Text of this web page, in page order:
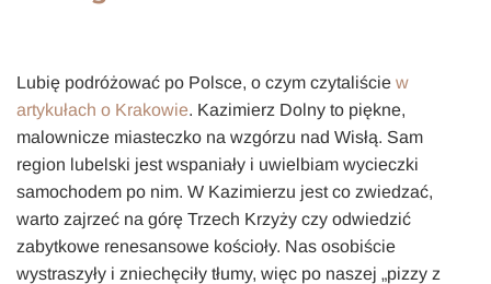
Lubię podróżować po Polsce, o czym czytaliście w
artykułach o Krakowie. Kazimierz Dolny to piękne,
malownicze miasteczko na wzgórzu nad Wisłą. Sam
region lubelski jest wspaniały i uwielbiam wycieczki
samochodem po nim. W Kazimierzu jest co zwiedzać,
warto zajrzeć na górę Trzech Krzyży czy odwiedzić
zabytkowe renesansowe kościoły. Nas osobiście
wystraszyły i zniechęciły tłumy, więc po naszej „pizzy z